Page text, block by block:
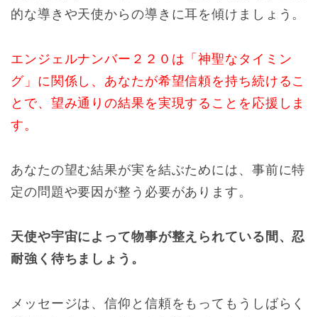
的な導きや天使からの導きに耳を傾けましょう。
エンジェルナンバー２２０は「神聖なタイミン
グ」に関係し、あなたが希望信頼を持ち続けるこ
とで、望み通りの結果を実現することを応援しま
す。
あなたの望む結果が実を結ぶためには、事前に特
定の問題や要因が整う必要があります。
天使や宇宙によって物事が整えられている間、忍
耐強く待ちましょう。
メッセージは、信仰と信頼をもってもうしばらく